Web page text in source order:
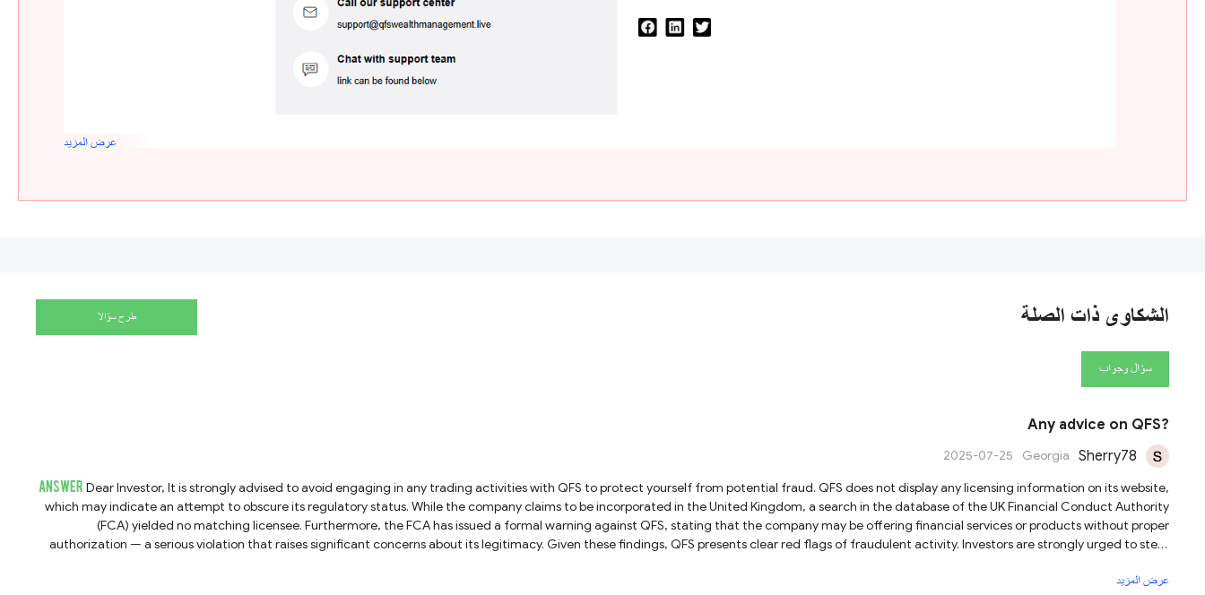
عرض المزيد
الشكاوى ذات الصلة طرح سؤالا
سؤال وجواب
Any advice on QFS?
Sherry78
Georgia
2025-07-25
ANSWER Dear Investor, It is strongly advised to avoid engaging in any trading activities with QFS to protect yourself from potential fraud. QFS does not display any licensing information on its website,
which may indicate an attempt to obscure its regulatory status. While the company claims to be incorporated in the United Kingdom, a search in the database of the UK Financial Conduct Authority
(FCA) yielded no matching licensee. Furthermore, the FCA has issued a formal warning against QFS, stating that the company may be offering financial services or products without proper
authorization — a serious violation that raises significant concerns about its legitimacy. Given these findings, QFS presents clear red flags of fraudulent activity. Investors are strongly urged to steer
عرض المزيد